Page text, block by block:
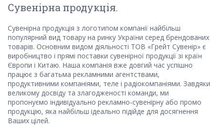
Сувенірна продукція.
Сувенірна продукція з логотипом компанії найбільш
популярний вид товару на ринку України серед брендованих
товарів. Основним видом діяльності ТОВ «Грейт Сувенір» є
виробництво і прямі поставки сувенірної продукції зі країн
Європи і Китаю. Наша компанія вже довгий час успішно
працює з багатьма рекламними агентствами,
продуктивними компаніями, теле і радіокомпаніями. Завдяки
великому досвіду та злагодженості команди, ми
пропонуємо індивідуально рекламно-сувенірну або промо
продукцію, яка найбільш ідеально підійде для досягнення
Ваших цілей.